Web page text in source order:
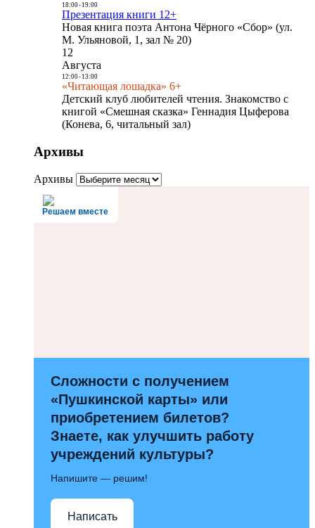
18:00- 19:00
Презентация книги 12+
Новая книга поэта Антона Чёрного «Сбор» (ул.
М. Ульяновой, 1, зал № 20)
12
Августа
12:00- 13:00
«Читающая лошадка» 6+
Детский клуб любителей чтения. Знакомство с
книгой «Смешная сказка» Геннадия Цыферова
(Конева, 6, читальный зал)
Архивы
Архивы
Решаем вместе
Сложности с получением
«Пушкинской карты» или
приобретением билетов?
Знаете, как улучшить работу
учреждений культуры?
Напишите — решим!
Написать